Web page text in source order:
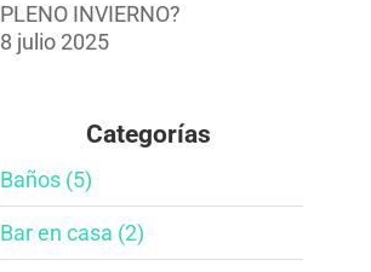
PLENO INVIERNO?
8 julio 2025
Categorías
Baños​ (5)
Bar en casa​ (2)